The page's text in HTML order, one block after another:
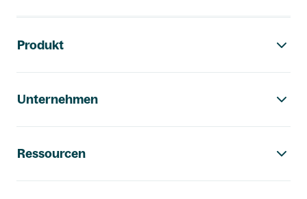
Produkt
Unternehmen
Ressourcen